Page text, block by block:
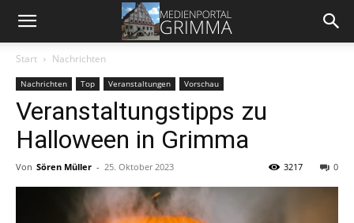
Start Nachrichten
Nachrichten Top Veranstaltungen Vorschau
Veranstaltungstipps zu
Halloween in Grimma
Von Sören Müller - 25. Oktober 2023 0
3217